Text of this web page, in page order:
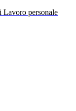
personale